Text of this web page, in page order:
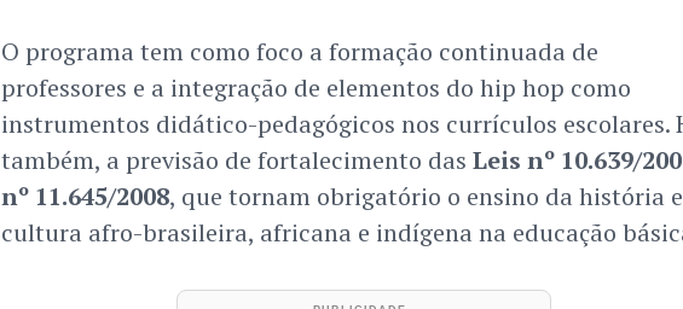
O programa tem como foco a formação continuada de
professores e a integração de elementos do hip hop como
instrumentos didático-pedagógicos nos currículos escolares.
também, a previsão de fortalecimento das Leis nº 10.639/
nº 11.645/2008, que tornam obrigatório o ensino da história e
cultura afro-brasileira, africana e indígena na educação